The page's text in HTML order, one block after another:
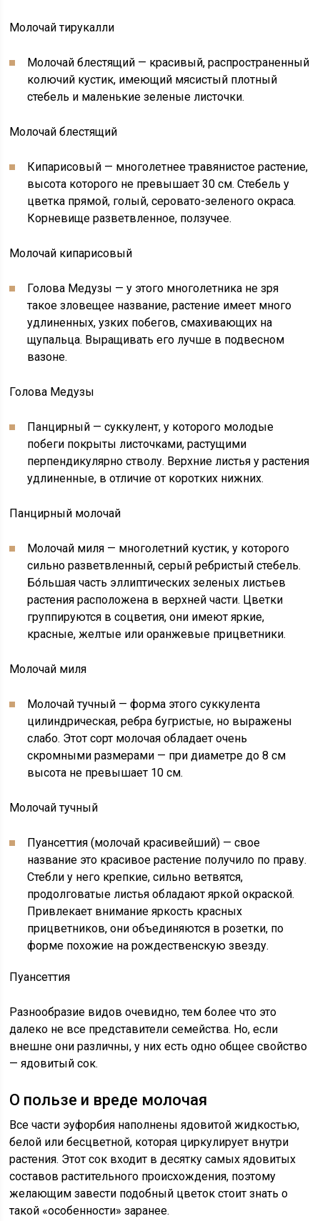
Молочай тирукалли
Молочай блестящий — красивый, распространенный
колючий кустик, имеющий мясистый плотный
стебель и маленькие зеленые листочки.
Молочай блестящий
Кипарисовый — многолетнее травянистое растение,
высота которого не превышает 30 см. Стебель у
цветка прямой, голый, серовато-зеленого окраса.
Корневище разветвленное, ползучее.
Молочай кипарисовый
Голова Медузы — у этого многолетника не зря
такое зловещее название, растение имеет много
удлиненных, узких побегов, смахивающих на
щупальца. Выращивать его лучше в подвесном
вазоне.
Голова Медузы
Панцирный — суккулент, у которого молодые
побеги покрыты листочками, растущими
перпендикулярно стволу. Верхние листья у растения
удлиненные, в отличие от коротких нижних.
Панцирный молочай
Молочай миля — многолетний кустик, у которого
сильно разветвленный, серый ребристый стебель.
Бо́льшая часть эллиптических зеленых листьев
растения расположена в верхней части. Цветки
группируются в соцветия, они имеют яркие,
красные, желтые или оранжевые прицветники.
Молочай миля
Молочай тучный — форма этого суккулента
цилиндрическая, ребра бугристые, но выражены
слабо. Этот сорт молочая обладает очень
скромными размерами — при диаметре до 8 см
высота не превышает 10 см.
Молочай тучный
Пуансеттия (молочай красивейший) — свое
название это красивое растение получило по праву.
Стебли у него крепкие, сильно ветвятся,
продолговатые листья обладают яркой окраской.
Привлекает внимание яркость красных
прицветников, они объединяются в розетки, по
форме похожие на рождественскую звезду.
Пуансеттия
Разнообразие видов очевидно, тем более что это
далеко не все представители семейства. Но, если
внешне они различны, у них есть одно общее свойство
— ядовитый сок.
О пользе и вреде молочая
Все части эуфорбия наполнены ядовитой жидкостью,
белой или бесцветной, которая циркулирует внутри
растения. Этот сок входит в десятку самых ядовитых
составов растительного происхождения, поэтому
желающим завести подобный цветок стоит знать о
такой «особенности» заранее.